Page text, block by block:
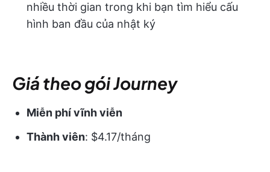
nhiều thời gian trong khi bạn tìm hiểu cấu
hình ban đầu của nhật ký
Giá theo gói Journey
Miễn phí vĩnh viễn
Thành viên: $4.17/tháng